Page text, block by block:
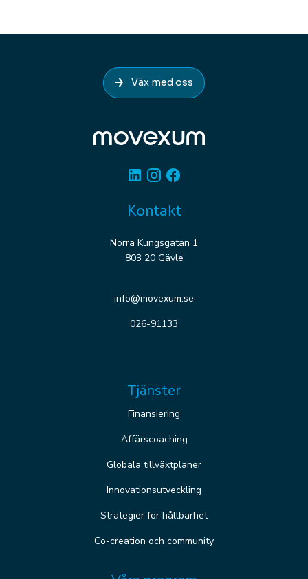
Väx med oss
LinkedinInstagram
Kontakt
Norra Kungsgatan 1
803 20 Gävle
info@movexum.se
026-91133
Tjänster
Finansiering
Affärscoaching
Globala tillväxtplaner
Innovationsutveckling
Strategier för hållbarhet
Co-creation och community